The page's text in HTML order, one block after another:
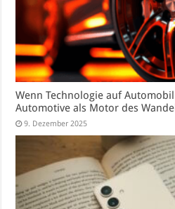
Wenn Technologie auf
Automotive als Motor des
9. Dezember 2025